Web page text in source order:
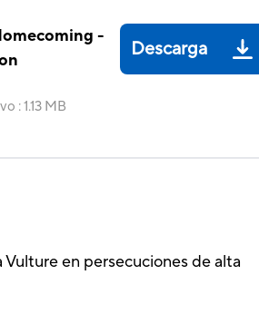
-
:1.13 MB
Descarga
en persecuciones de alta